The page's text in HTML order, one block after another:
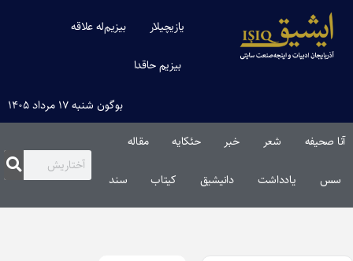
یازیچیلار بیزیم‌له علاقه
بیزیم حاقدا
بوگون شنبه ۱۷ مرداد ۱۴۰۵
آنا صحیفه شعر خبر حئکایه مقاله‌
سس یادداشت دانیشیق کیتاب سند